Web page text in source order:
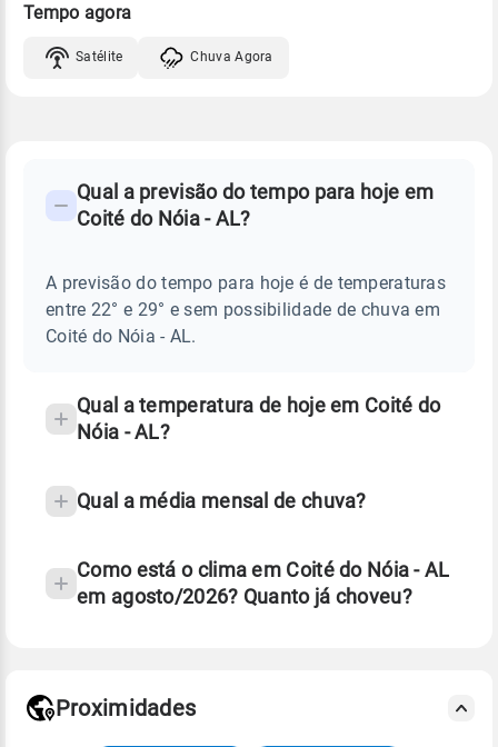
Tempo agora
Satélite Chuva Agora
TEMPO
Perguntas
sobre
chuva
Qual a previsão do tempo para hoje em
Coité do Nóia - AL?
A previsão do tempo para hoje é de temperaturas
entre 22° e 29° e sem possibilidade de chuva em
Coité do Nóia - AL.
Qual a temperatura de hoje em Coité do
Nóia - AL?
Qual a média mensal de chuva?
Como está o clima em Coité do Nóia - AL
em agosto/2026? Quanto já choveu?
Proximidades